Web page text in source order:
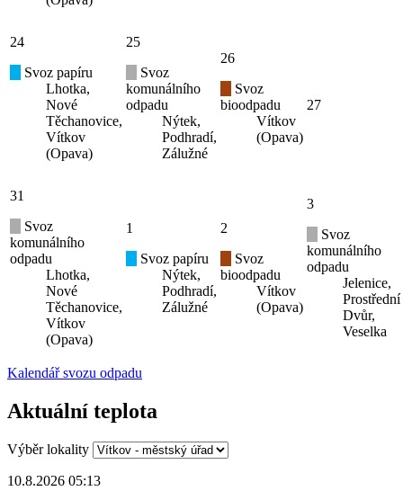
24
Svoz papíru
Lhotka,
Nové
Těchanovice,
Vítkov
(Opava)
25
Svoz
komunálního
odpadu
Nýtek,
Podhradí,
Zálužné
26
Svoz
bioodpadu
Vítkov
(Opava)
27
31
Svoz
komunálního
odpadu
Lhotka,
Nové
Těchanovice,
Vítkov
(Opava)
1
Svoz papíru
Nýtek,
Podhradí,
Zálužné
2
Svoz
bioodpadu
Vítkov
(Opava)
3
Svoz
komunálního
odpadu
Jelenice,
Prostřední
Dvůr,
Veselka
Kalendář svozu odpadu
Aktuální teplota
Výběr lokality
10.8.2026 05:13